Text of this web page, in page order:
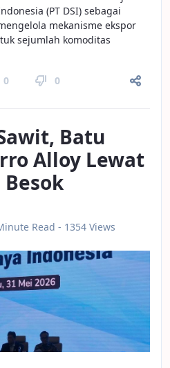
(PT DSI) sebagai
mekanisme ekspor
sejumlah komoditas
0 0
Batu
Alloy Lewat
Besok
Read - 1354 Views